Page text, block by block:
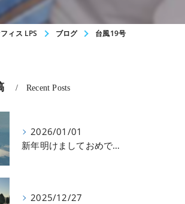
ィス LPS ブログ 台風19号
Recent Posts
2026/01/01
新年明けましておめでとうございます
2025/12/27